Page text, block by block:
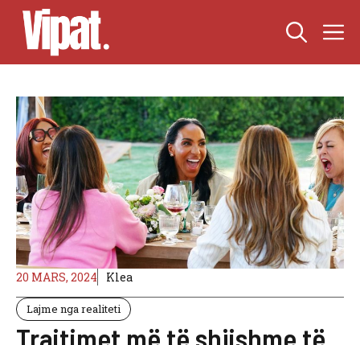
Skip
content
20 MARS, 2024 Klea
Lajme nga realiteti
Trajtimet më të shijshme të